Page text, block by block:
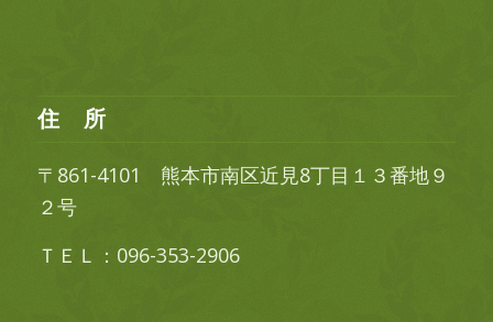
住 所
〒861-4101 熊本市南区近見8丁目１３番地９
２号
ＴＥＬ：096-353-2906